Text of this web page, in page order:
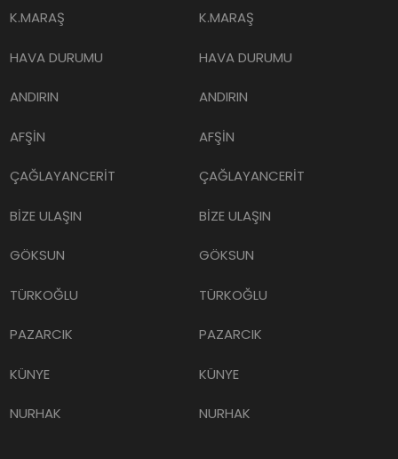
K.MARAŞ
HAVA DURUMU
ANDIRIN
AFŞİN
ÇAĞLAYANCERİT
BİZE ULAŞIN
GÖKSUN
TÜRKOĞLU
PAZARCIK
KÜNYE
NURHAK
K.MARAŞ
HAVA DURUMU
ANDIRIN
AFŞİN
ÇAĞLAYANCERİT
BİZE ULAŞIN
GÖKSUN
TÜRKOĞLU
PAZARCIK
KÜNYE
NURHAK